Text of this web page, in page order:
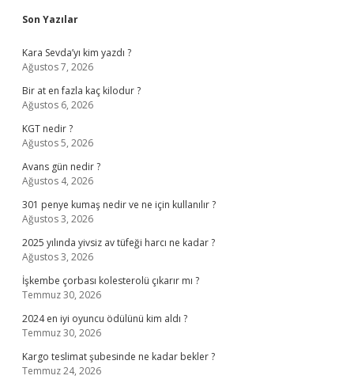
Sidebar
Son Yazılar
Kara Sevda’yı kim yazdı ?
Ağustos 7, 2026
Bir at en fazla kaç kilodur ?
Ağustos 6, 2026
KGT nedir ?
Ağustos 5, 2026
Avans gün nedir ?
Ağustos 4, 2026
301 penye kumaş nedir ve ne için kullanılır ?
Ağustos 3, 2026
2025 yılında yivsiz av tüfeği harcı ne kadar ?
Ağustos 3, 2026
İşkembe çorbası kolesterolü çıkarır mı ?
Temmuz 30, 2026
2024 en iyi oyuncu ödülünü kim aldı ?
Temmuz 30, 2026
Kargo teslimat şubesinde ne kadar bekler ?
Temmuz 24, 2026